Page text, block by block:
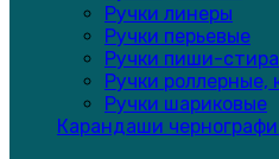
Ручки линеры
Ручки перьевые
Ручки пиши-
Ручки роллерные,
Ручки шариковые
Карандаши